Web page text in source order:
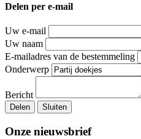
Delen per e-mail
Uw e-mail
Uw naam
E-mailadres van de bestemmeling
Onderwerp
Bericht
Delen Sluiten
Onze nieuwsbrief